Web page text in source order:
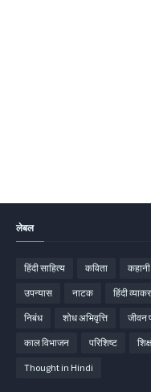
लेबल
हिंदी साहित्‍य कविता कहानी
उपन्‍यास नाटक हिंदी
निबंध शोध अभिवृत्ति जीवन
काल विभाजन परिशिष्‍ट
Thought in Hindi